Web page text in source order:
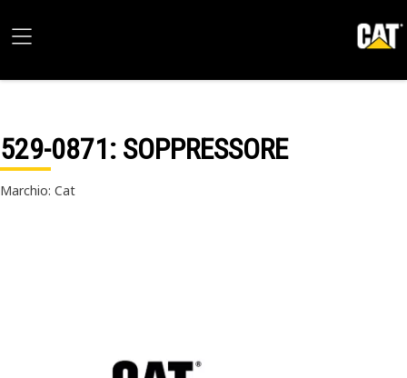
529-0871: SOPPRESSORE
Marchio: Cat